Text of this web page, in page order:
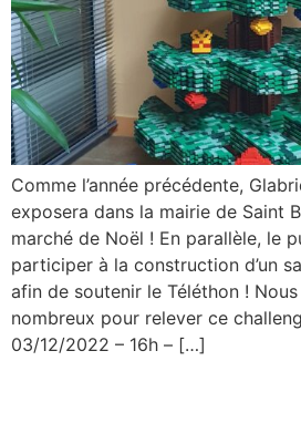
Comme l’année précédente,
exposera dans la mairie de Saint
marché de Noël ! En parallèle, le
participer à la construction d’un
afin de soutenir le Téléthon !
nombreux pour relever ce
03/12/2022 – 16h – […]